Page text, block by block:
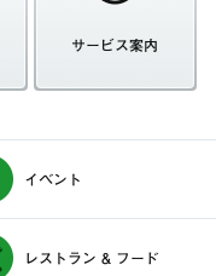
サービス案内
イベント
レストラン & フード